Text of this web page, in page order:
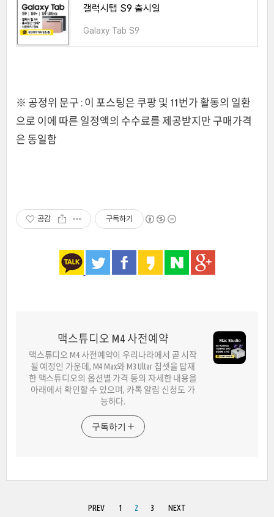
갤럭시탭 S9 출시일
Galaxy Tab S9
※ 공정위 문구 : 이 포스팅은 쿠팡 및 11번가 활동의 일환
으로 이에 따른 일정액의 수수료를 제공받지만 구매가격
은 동일함
공감 구독하기
맥스튜디오 M4 사전예약
맥스튜디오 M4 사전예약이 우리나라에서 곧 시작
될 예정인 가운데, M4 Max와 M3 Ultar 칩셋을 탑재
한 맥스튜디오의 옵션별 가격 등의 자세한 내용을
아래에서 확인할 수 있으며, 카톡 알림 신청도 가
능하다.
구독하기
PREV 1 2 3 NEXT